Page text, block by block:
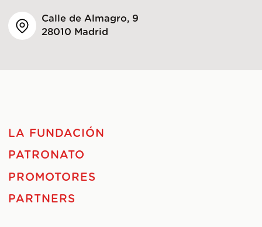
Calle de Almagro, 9
28010 Madrid
LA FUNDACIÓN
PATRONATO
PROMOTORES
PARTNERS